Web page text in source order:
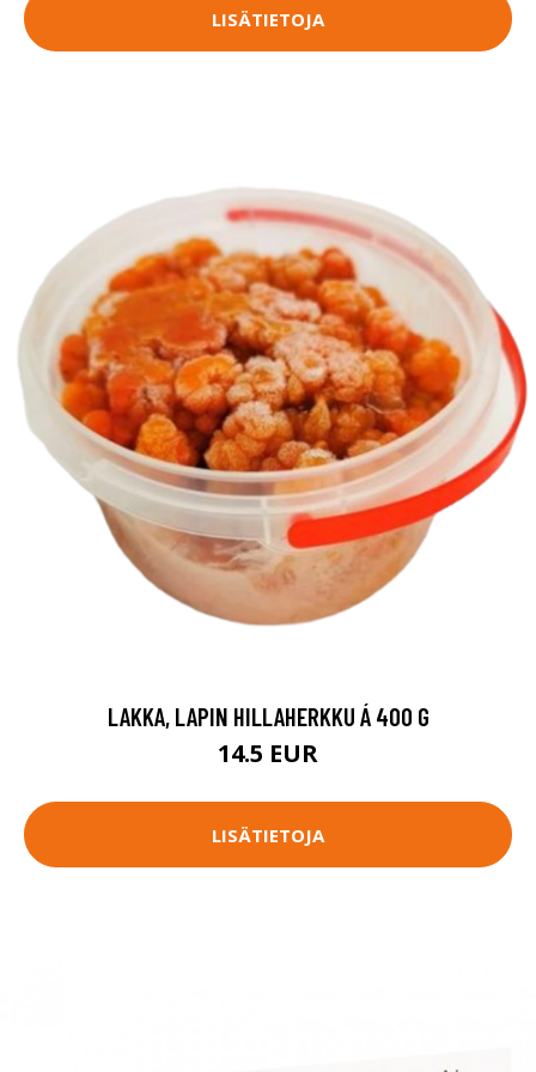
LISÄTIETOJA
LAKKA, LAPIN HILLAHERKKU Á 400 G
14.5 EUR
LISÄTIETOJA